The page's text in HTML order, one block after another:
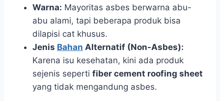
Warna: Mayoritas asbes berwarna abu-
abu alami, tapi beberapa produk bisa
dilapisi cat khusus.
Jenis Bahan Alternatif (Non-Asbes):
Karena isu kesehatan, kini ada produk
sejenis seperti fiber cement roofing sheet
yang tidak mengandung asbes.